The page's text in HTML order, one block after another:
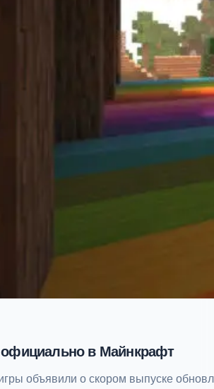
официально в Майнкрафт
объявили о скором выпуске